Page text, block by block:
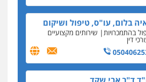
בלום, עו"ס, טיפול ושיקום
בהתמכרויות שירותים מקצועיים
דין
ארבל פלדמן טען לרקע נפשי
כי לחשוד, אחמד אלרג'וב